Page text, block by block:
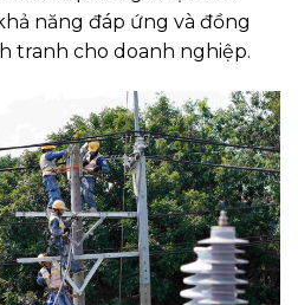
năng đáp ứng và đồng
tranh cho doanh nghiệp.